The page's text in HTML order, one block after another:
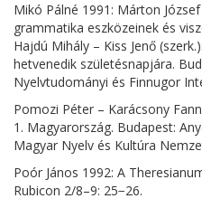
Mikó Pálné 1991: Márton
grammatika eszközeinek és
Hajdú Mihály – Kiss Jenő
hetvenedik születésnapjára.
Nyelvtudományi és Finnugor
Pomozi Péter – Karácsony
1. Magyarország. Budapest:
Magyar Nyelv és Kultúra
Poór János 1992: A
Rubicon 2/8–9: 25−26.